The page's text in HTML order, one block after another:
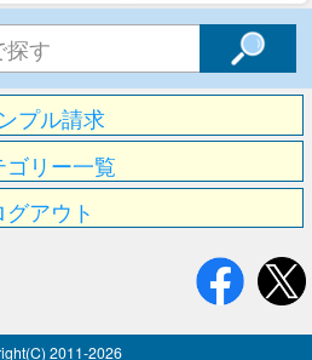
プル請求
ゴリー一覧
グアウト
2011-2026